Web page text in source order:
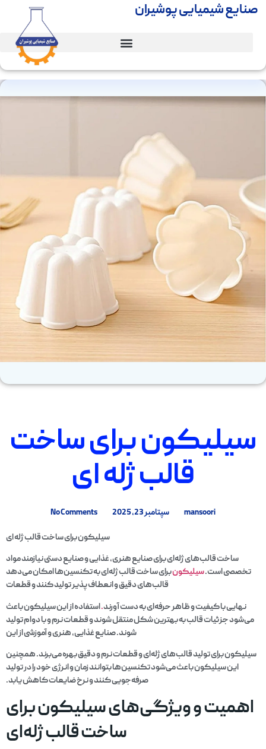
صنایع شیمیایی پوشیران
سیلیکون برای ساخت
قالب ژله ای
mansoori سپتامبر 23, 2025 No Comments
سیلیکون برای ساخت قالب ژله ای
ساخت قالب‌های ژله‌ای برای صنایع هنری، غذایی و صنایع دستی نیازمند مواد
تخصصی است.سیلیکونبرای ساخت قالب ژله‌ای به تکنسین‌ها امکان می‌دهد
قالب‌های دقیق و انعطاف‌پذیر تولید کنند و قطعات
نهایی با کیفیت و ظاهر حرفه‌ای به دست آورند.استفاده از این سیلیکون باعث
می‌شود جزئیات قالب به بهترین شکل منتقل شوند و قطعات نرم و با دوام تولید
شوند. صنایع غذایی، هنری و آموزشی از این
سیلیکون برای تولید قالب‌های ژله‌ای و قطعات نرم و دقیق بهره می‌برند. همچنین
این سیلیکون باعث می‌شود تکنسین‌ها بتوانند زمان و انرژی خود را در تولید
صرفه‌جویی کنند و نرخ ضایعات کاهش یابد.
اهمیت و ویژگی‌های سیلیکون برای
ساخت قالب ژله‌ای